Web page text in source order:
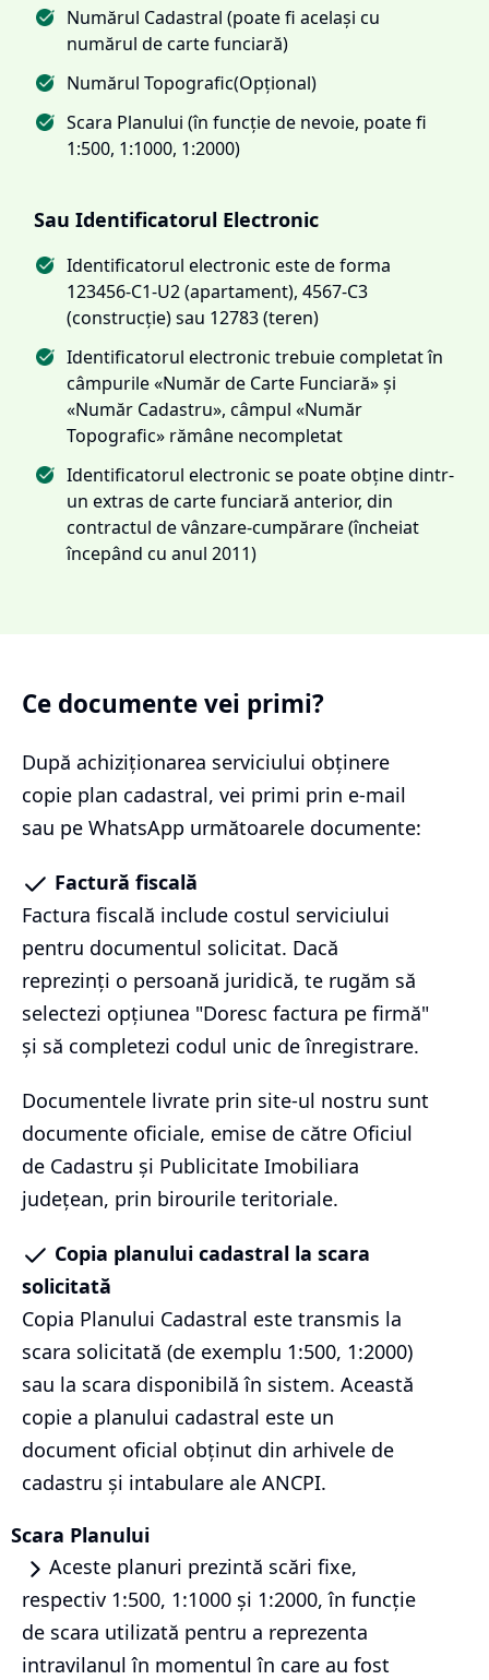
Numărul Cadastral (poate fi același cu
numărul de carte funciară)
Numărul Topografic(Opțional)
Scara Planului (în funcție de nevoie, poate fi
1:500, 1:1000, 1:2000)
Sau Identificatorul Electronic
Identificatorul electronic este de forma
123456-C1-U2 (apartament), 4567-C3
(construcție) sau 12783 (teren)
Identificatorul electronic trebuie completat în
câmpurile «Număr de Carte Funciară» și
«Număr Cadastru», câmpul «Număr
Topografic» rămâne necompletat
Identificatorul electronic se poate obține dintr-
un extras de carte funciară anterior, din
contractul de vânzare-cumpărare (încheiat
începând cu anul 2011)
Ce documente vei primi?
După achiziționarea serviciului obținere
copie plan cadastral, vei primi prin e-mail
sau pe WhatsApp următoarele documente:
Factură fiscală
Factura fiscală include costul serviciului
pentru documentul solicitat. Dacă
reprezinți o persoană juridică, te rugăm să
selectezi opțiunea "Doresc factura pe firmă"
și să completezi codul unic de înregistrare.
Documentele livrate prin site-ul nostru sunt
documente oficiale, emise de către Oficiul
de Cadastru și Publicitate Imobiliara
județean, prin birourile teritoriale.
Copia planului cadastral la scara
solicitată
Copia Planului Cadastral este transmis la
scara solicitată (de exemplu 1:500, 1:2000)
sau la scara disponibilă în sistem. Această
copie a planului cadastral este un
document oficial obținut din arhivele de
cadastru și intabulare ale ANCPI.
Scara Planului
Aceste planuri prezintă scări fixe,
respectiv 1:500, 1:1000 și 1:2000, în funcție
de scara utilizată pentru a reprezenta
intravilanul în momentul în care au fost